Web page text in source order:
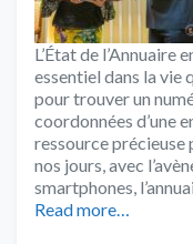
L’État de l’Annuaire
essentiel dans la vie
pour trouver un
coordonnées d’une
ressource précieuse
nos jours, avec
smartphones,
Read more…